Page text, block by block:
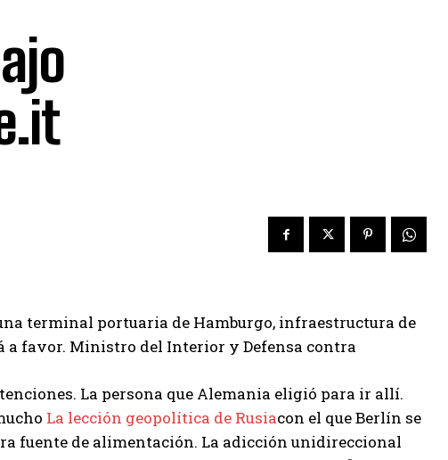
terminal portuaria de Hamburgo, infraestructura de
a favor. Ministro del Interior y Defensa contra
La persona que Alemania eligió para ir allí.
La lección geopolítica de Rusiacon el que Berlín se
fuente de alimentación. La adicción unidireccional